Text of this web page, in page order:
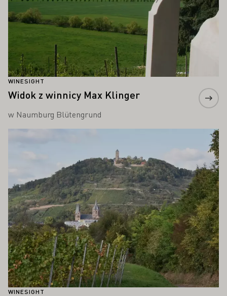
WINESIGHT
Widok z winnicy Max Klinger
w Naumburg Blütengrund
WINESIGHT